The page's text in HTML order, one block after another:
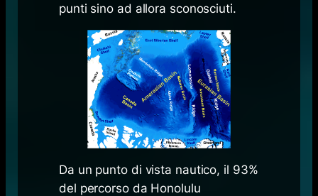
punti sino ad allora sconosciuti.
Da un punto di vista nautico, il 93%
del percorso da Honolulu